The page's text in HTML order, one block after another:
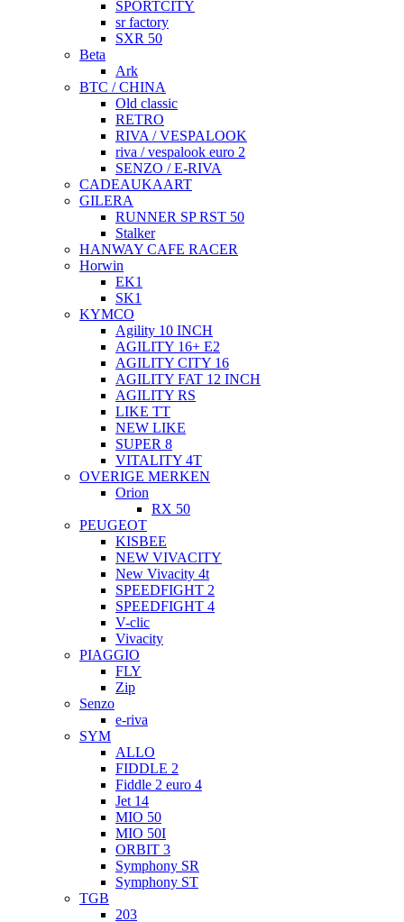
SPORTCITY
sr factory
SXR 50
Beta
Ark
BTC / CHINA
Old classic
RETRO
RIVA / VESPALOOK
riva / vespalook euro 2
SENZO / E-RIVA
CADEAUKAART
GILERA
RUNNER SP RST 50
Stalker
HANWAY CAFE RACER
Horwin
EK1
SK1
KYMCO
Agility 10 INCH
AGILITY 16+ E2
AGILITY CITY 16
AGILITY FAT 12 INCH
AGILITY RS
LIKE TT
NEW LIKE
SUPER 8
VITALITY 4T
OVERIGE MERKEN
Orion
RX 50
PEUGEOT
KISBEE
NEW VIVACITY
New Vivacity 4t
SPEEDFIGHT 2
SPEEDFIGHT 4
V-clic
Vivacity
PIAGGIO
FLY
Zip
Senzo
e-riva
SYM
ALLO
FIDDLE 2
Fiddle 2 euro 4
Jet 14
MIO 50
MIO 50I
ORBIT 3
Symphony SR
Symphony ST
TGB
203